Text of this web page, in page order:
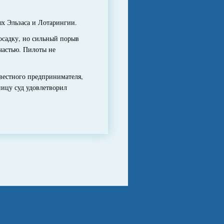
Эльзаса и Лотарингии.
но сильный порыв
Пилоты не
предпринимателя,
суд удовлетворил